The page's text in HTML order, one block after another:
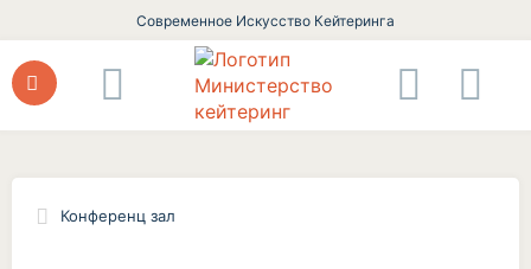
Современное Искусство Кейтеринга
Конференц зал